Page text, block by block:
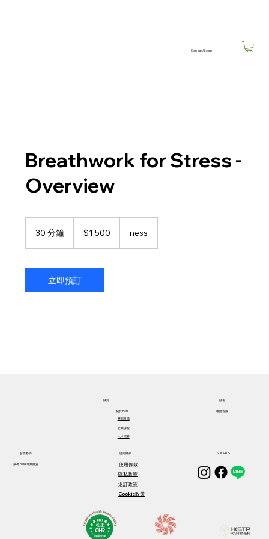
Sign-up / Login
Breathwork for Stress -
Overview
30 分鐘
鐘
$1,500 ness
立即預訂
關於​
關於​ ness
歷屆事蹟
企業課程
人才招募
顧客
聯絡客服
合作夥伴
成為 ness 專業師資
使用條款
使用條款
隱私政策
退訂政策
Cookie政策
SOCIALS